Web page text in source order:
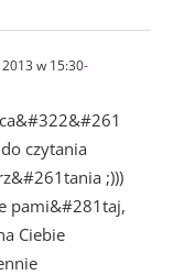
w 15:30-
czytania
;)))
pami&#281taj,
Ciebie